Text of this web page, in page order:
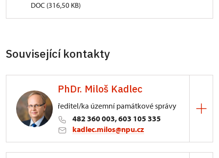
DOC (316,50 KB)
Související kontakty
PhDr. Miloš Kadlec
ředitel/ka územní památkové správy
482 360 003, 603 105 335
kadlec.milos@npu.cz